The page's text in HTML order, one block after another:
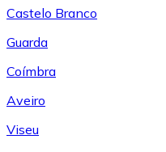
Castelo Branco
Guarda
Coímbra
Aveiro
Viseu